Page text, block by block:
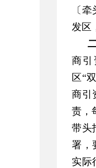
〔
发区
商引
区“
商引
责，
带头
署，
实际